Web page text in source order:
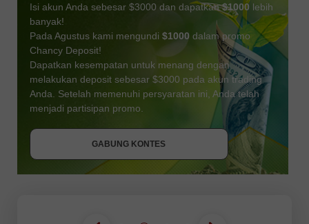
Isi akun Anda sebesar $3000 dan dapatkan$1000 lebih
banyak!
Pada Agustus kami mengundi $1000 dalam promo
Chancy Deposit!
Dapatkan kesempatan untuk menang dengan
melakukan deposit sebesar $3000 pada akun trading
Anda. Setelah memenuhi persyaratan ini, Anda telah
menjadi partisipan promo.
GABUNG KONTES
GABUNG KONTES
DAPATKAN BONUS